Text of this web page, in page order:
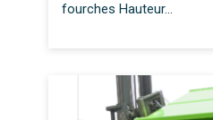
fourches Hauteur...